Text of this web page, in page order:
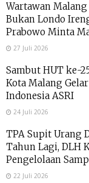
Wartawan
Bukan Londo
Prabowo Minta
27 Juli 2026
Sambut HUT ke-
Kota Malang
Indonesia ASRI
24 Juli 2026
TPA Supit Urang
Tahun Lagi, DLH
Pengelolaan
22 Juli 2026